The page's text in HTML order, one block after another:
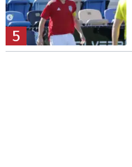
5